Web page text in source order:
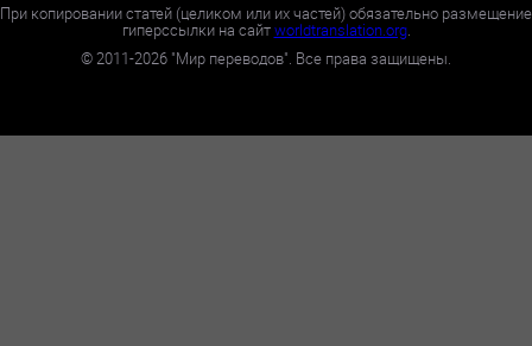
При копировании статей (целиком или их частей) обязательно размещение
гиперссылки на сайтworldtranslation.org.
©2011-2026 "Мир переводов". Все права защищены.